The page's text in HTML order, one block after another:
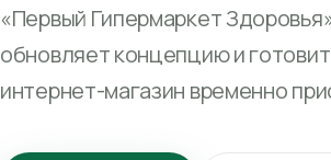
«Первый Гипермаркет
обновляет концепцию и
интернет-магазин временно